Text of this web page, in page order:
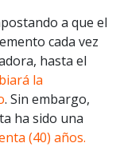
a que el
cada vez
hasta el
la
. Sin embargo,
ha sido una
(40) años.